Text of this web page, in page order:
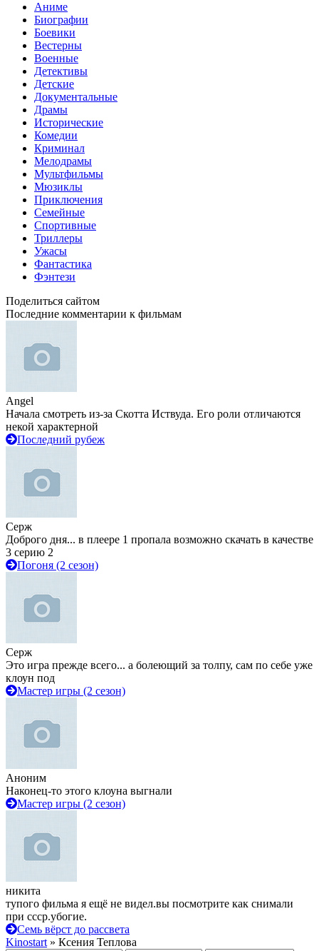
Аниме
Биографии
Боевики
Вестерны
Военные
Детективы
Детские
Документальные
Драмы
Исторические
Комедии
Криминал
Мелодрамы
Мультфильмы
Мюзиклы
Приключения
Семейные
Спортивные
Триллеры
Ужасы
Фантастика
Фэнтези
Поделиться сайтом
Последние комментарии к фильмам
Angel
Начала смотреть из-за Скотта Иствуда. Его роли отличаются
некой характерной
Последний рубеж
Серж
Доброго дня... в плеере 1 пропала возможно скачать в качестве
3 серию 2
Погоня (2 сезон)
Серж
Это игра прежде всего... а болеющий за толпу, сам по себе уже
клоун под
Мастер игры (2 сезон)
Аноним
Наконец-то этого клоуна выгнали
Мастер игры (2 сезон)
никита
тупого фильма я ещё не видел.вы посмотрите как снимали
при ссср.убогие.
Семь вёрст до рассвета
Kinostart » Ксения Теплова